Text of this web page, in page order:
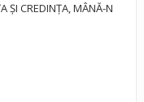
ȘI CREDINȚA, MÂNĂ-N